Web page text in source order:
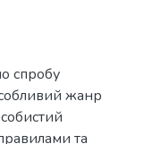
спробу
жанр
та